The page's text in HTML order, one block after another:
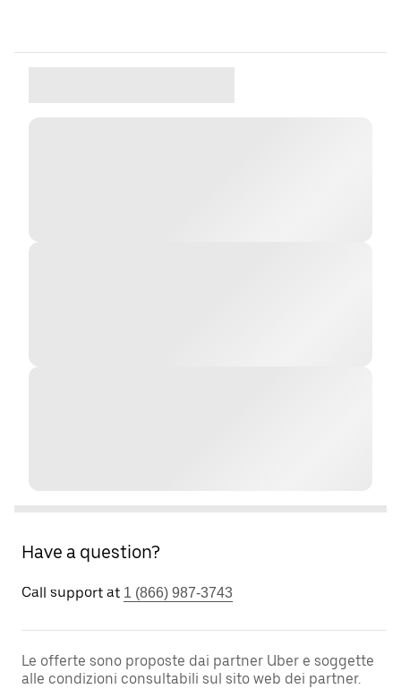
Have a question?
Call support at 1 (866) 987-3743
Le offerte sono proposte dai partner Uber e soggette
alle condizioni consultabili sul sito web dei partner.